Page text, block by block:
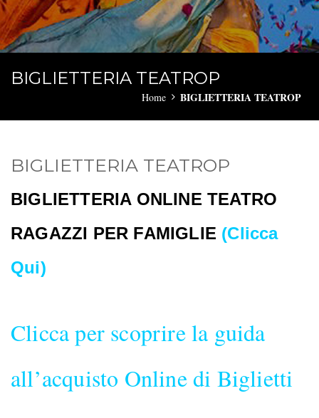
BIGLIETTERIA TEATROP
Home BIGLIETTERIA TEATROP
BIGLIETTERIA TEATROP
BIGLIETTERIA ONLINE TEATRO
RAGAZZI PER FAMIGLIE (Clicca
Qui)
Clicca per scoprire la guida
all’acquisto Online di Biglietti